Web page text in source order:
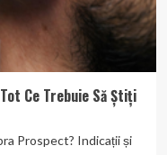
Ce Trebuie Să Știți
Prospect? Indicații și